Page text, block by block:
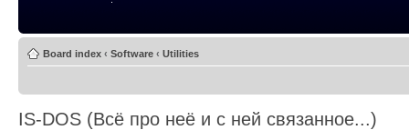
Board index ‹ Software ‹ Utilities
IS-DOS (Всё про неё и с ней связанное...)